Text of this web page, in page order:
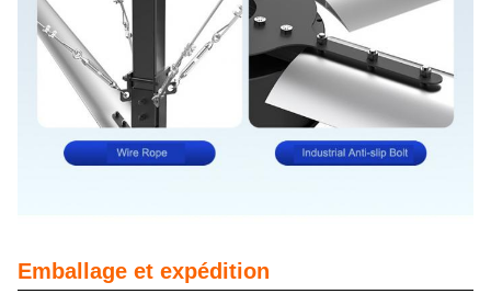
Emballage et expédition